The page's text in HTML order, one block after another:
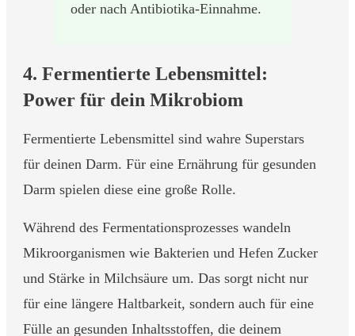
oder nach Antibiotika-Einnahme.
4. Fermentierte Lebensmittel:
Power für dein Mikrobiom
Fermentierte Lebensmittel sind wahre Superstars
für deinen Darm. Für eine Ernährung für gesunden
Darm spielen diese eine große Rolle.
Während des Fermentationsprozesses wandeln
Mikroorganismen wie Bakterien und Hefen Zucker
und Stärke in Milchsäure um. Das sorgt nicht nur
für eine längere Haltbarkeit, sondern auch für eine
Fülle an gesunden Inhaltsstoffen, die deinem